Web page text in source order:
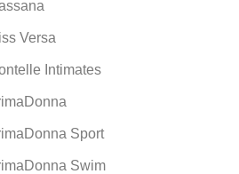
Versa
Intimates
Sport
Swim